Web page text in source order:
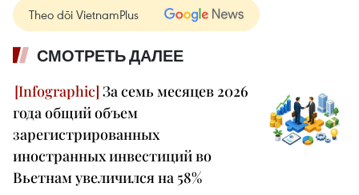
Theo dõi VietnamPlus
СМОТРЕТЬ ДАЛЕЕ
За семь месяцев 2026
года общий объем
зарегистрированных
иностранных инвестиций во
Вьетнам увеличился на 58%